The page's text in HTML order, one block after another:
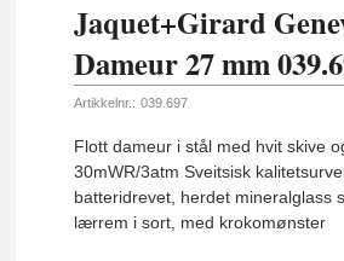
Jaquet+Girard
Dameur 27 mm
Artikkelnr.: 039.697
Flott dameur i stål med hvit skive
30mWR/3atm Sveitsisk
batteridrevet, herdet mineralglass
lærrem i sort, med krokomønster